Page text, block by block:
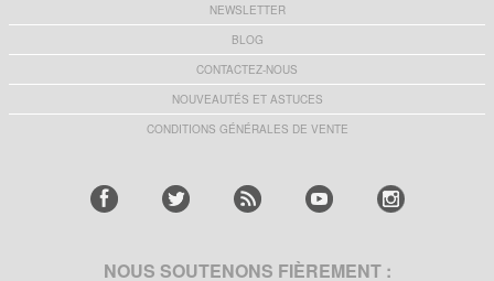
NEWSLETTER
BLOG
CONTACTEZ-NOUS
NOUVEAUTÉS ET ASTUCES
CONDITIONS GÉNÉRALES DE VENTE
NOUS SOUTENONS FIÈREMENT :